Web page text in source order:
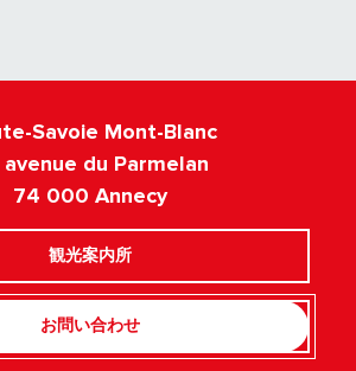
Savoie Mont-Blanc
du Parmelan
74 000 Annecy
観光案内所
お問い合わせ